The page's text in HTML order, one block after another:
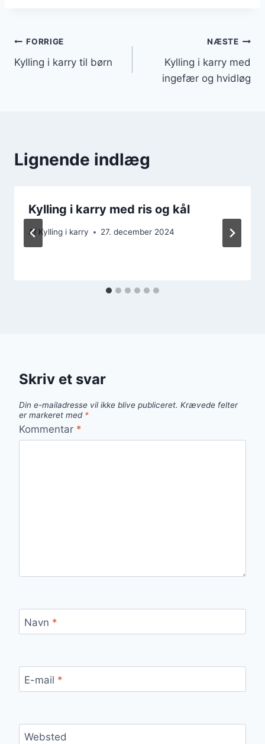
Indlægsnavigation
FORRIGE
Kylling i karry til børn
NÆSTE
Kylling i karry med
ingefær og hvidløg
Lignende indlæg
Kylling i karry med ris og kål
Af Kylling i karry 27. december 2024
Skriv et svar
Din e-mailadresse vil ikke blive publiceret. Krævede felter
er markeret med *
Kommentar *
Navn *
E-mail *
Websted